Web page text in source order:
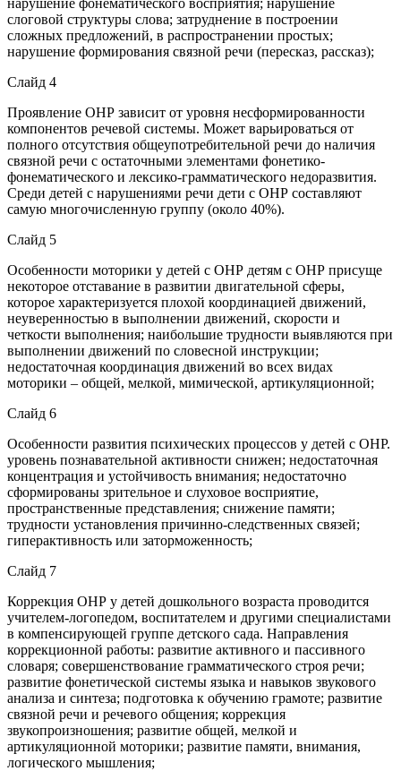
слоговой структуры слова; затруднение в построении
сложных предложений, в распространении простых;
нарушение формирования связной речи (пересказ, рассказ);
Слайд 4
Проявление ОНР зависит от уровня несформированности
компонентов речевой системы. Может варьироваться от
полного отсутствия общеупотребительной речи до наличия
связной речи с остаточными элементами фонетико-
фонематического и лексико-грамматического недоразвития.
Среди детей с нарушениями речи дети с ОНР составляют
самую многочисленную группу (около 40%).
Слайд 5
Особенности моторики у детей с ОНР детям с ОНР присуще
некоторое отставание в развитии двигательной сферы,
которое характеризуется плохой координацией движений,
неуверенностью в выполнении движений, скорости и
четкости выполнения; наибольшие трудности выявляются при
выполнении движений по словесной инструкции;
недостаточная координация движений во всех видах
моторики – общей, мелкой, мимической, артикуляционной;
Слайд 6
Особенности развития психических процессов у детей с ОНР.
уровень познавательной активности снижен; недостаточная
концентрация и устойчивость внимания; недостаточно
сформированы зрительное и слуховое восприятие,
пространственные представления; снижение памяти;
трудности установления причинно-следственных связей;
гиперактивность или заторможенность;
Слайд 7
Коррекция ОНР у детей дошкольного возраста проводится
учителем-логопедом, воспитателем и другими специалистами
в компенсирующей группе детского сада. Направления
коррекционной работы: развитие активного и пассивного
словаря; совершенствование грамматического строя речи;
развитие фонетической системы языка и навыков звукового
анализа и синтеза; подготовка к обучению грамоте; развитие
связной речи и речевого общения; коррекция
звукопроизношения; развитие общей, мелкой и
артикуляционной моторики; развитие памяти, внимания,
логического мышления;